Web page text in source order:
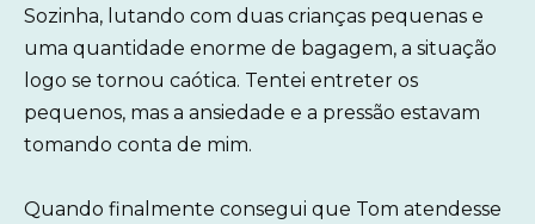
Sozinha, lutando com duas crianças pequenas e
uma quantidade enorme de bagagem, a situação
logo se tornou caótica. Tentei entreter os
pequenos, mas a ansiedade e a pressão estavam
tomando conta de mim.
Quando finalmente consegui que Tom atendesse